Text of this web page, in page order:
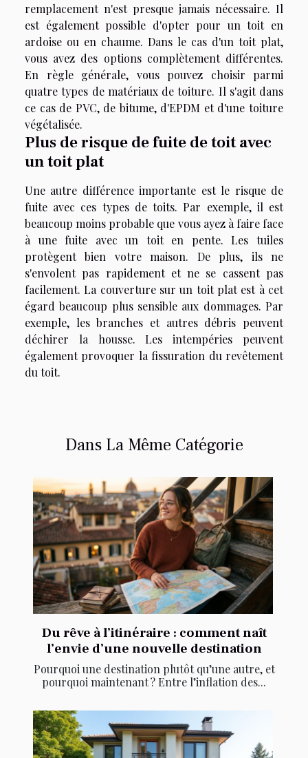
remplacement n'est presque jamais nécessaire. Il
est également possible d'opter pour un toit en
ardoise ou en chaume. Dans le cas d'un toit plat,
vous avez des options complètement différentes.
En règle générale, vous pouvez choisir parmi
quatre types de matériaux de toiture. Il s'agit dans
ce cas de PVC, de bitume, d'EPDM et d'une toiture
végétalisée.
Plus de risque de fuite de toit avec
un toit plat
Une autre différence importante est le risque de
fuite avec ces types de toits. Par exemple, il est
beaucoup moins probable que vous ayez à faire face
à une fuite avec un toit en pente. Les tuiles
protègent bien votre maison. De plus, ils ne
s'envolent pas rapidement et ne se cassent pas
facilement. La couverture sur un toit plat est à cet
égard beaucoup plus sensible aux dommages. Par
exemple, les branches et autres débris peuvent
déchirer la housse. Les intempéries peuvent
également provoquer la fissuration du revêtement
du toit.
Dans La Même Catégorie
Du rêve à l’itinéraire : comment naît
l’envie d’une nouvelle destination
Pourquoi une destination plutôt qu’une autre, et
pourquoi maintenant ? Entre l’inflation des...